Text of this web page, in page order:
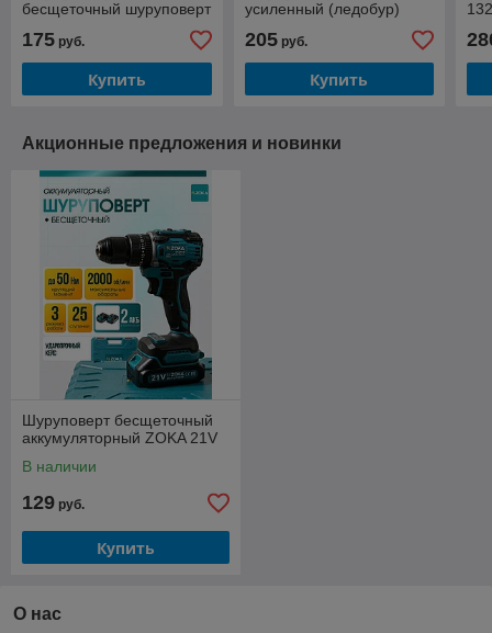
бесщеточный шуруповерт
175 руб.
Купить
усиленный (ледобур)
205руб.
Купить
Акционные предложения и новинки
Шуруповерт бесщеточный
аккумуляторный ZOKA 21V
В наличии
129 руб.
Купить
О нас